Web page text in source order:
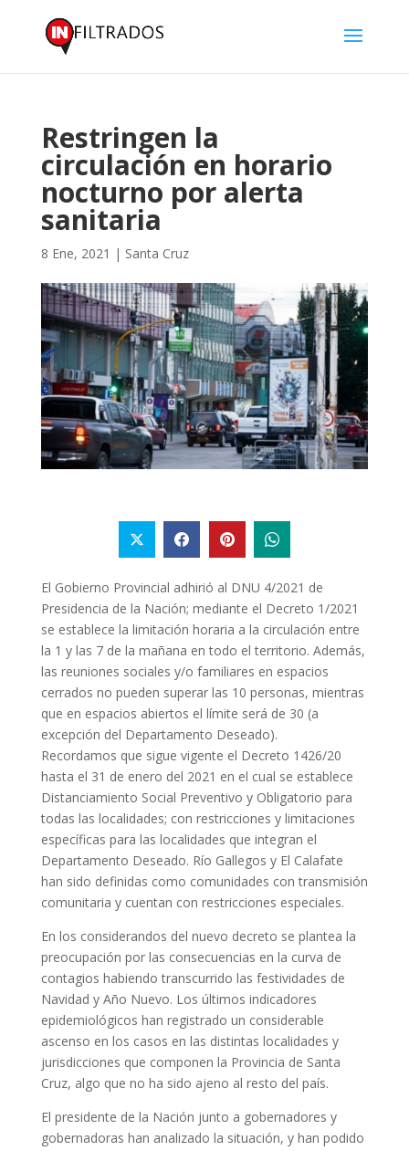
Restringen la
circulación en horario
nocturno por alerta
sanitaria
8 Ene, 2021 | Santa Cruz
El Gobierno Provincial adhirió al DNU 4/2021 de
Presidencia de la Nación; mediante el Decreto 1/2021
se establece la limitación horaria a la circulación entre
la 1 y las 7 de la mañana en todo el territorio. Además,
las reuniones sociales y/o familiares en espacios
cerrados no pueden superar las 10 personas, mientras
que en espacios abiertos el límite será de 30 (a
excepción del Departamento Deseado).
Recordamos que sigue vigente el Decreto 1426/20
hasta el 31 de enero del 2021 en el cual se establece
Distanciamiento Social Preventivo y Obligatorio para
todas las localidades; con restricciones y limitaciones
específicas para las localidades que integran el
Departamento Deseado. Río Gallegos y El Calafate
han sido definidas como comunidades con transmisión
comunitaria y cuentan con restricciones especiales.
En los considerandos del nuevo decreto se plantea la
preocupación por las consecuencias en la curva de
contagios habiendo transcurrido las festividades de
Navidad y Año Nuevo. Los últimos indicadores
epidemiológicos han registrado un considerable
ascenso en los casos en las distintas localidades y
jurisdicciones que componen la Provincia de Santa
Cruz, algo que no ha sido ajeno al resto del país.
El presidente de la Nación junto a gobernadores y
gobernadoras han analizado la situación, y han podido